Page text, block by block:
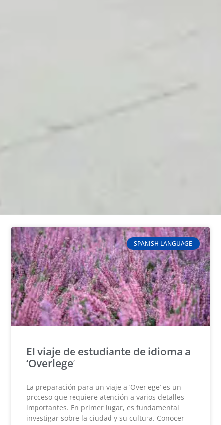
SPANISH LANGUAGE
El viaje de estudiante de idioma a
‘Overlege’
La preparación para un viaje a ‘Overlege’ es un
proceso que requiere atención a varios detalles
importantes. En primer lugar, es fundamental
investigar sobre la ciudad y su cultura. Conocer